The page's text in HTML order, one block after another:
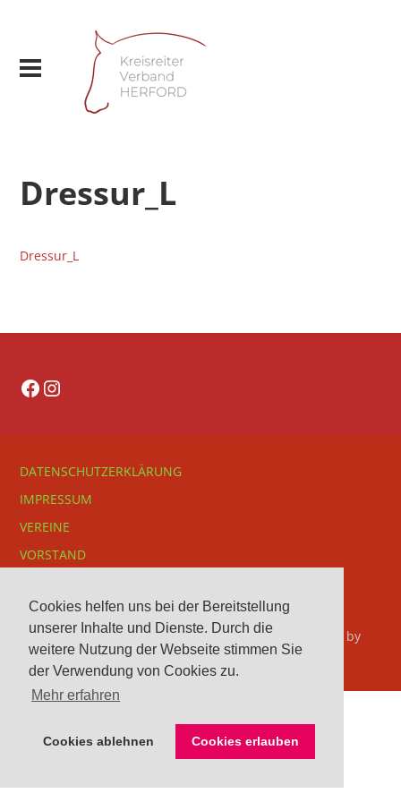
Cookies helfen uns bei der Bereitstellung
unserer Inhalte und Dienste. Durch die
weitere Nutzung der Webseite stimmen Sie
der Verwendung von Cookies zu.
Mehr erfahren
Cookies ablehnen Cookies erlauben
Dressur_L
Dressur_L
Facebook
Instagram
DATENSCHUTZERKLÄRUNG
IMPRESSUM
VEREINE
VORSTAND
© 2026 Kreisreiterverband Herford e. V.. Bento theme by
Satori